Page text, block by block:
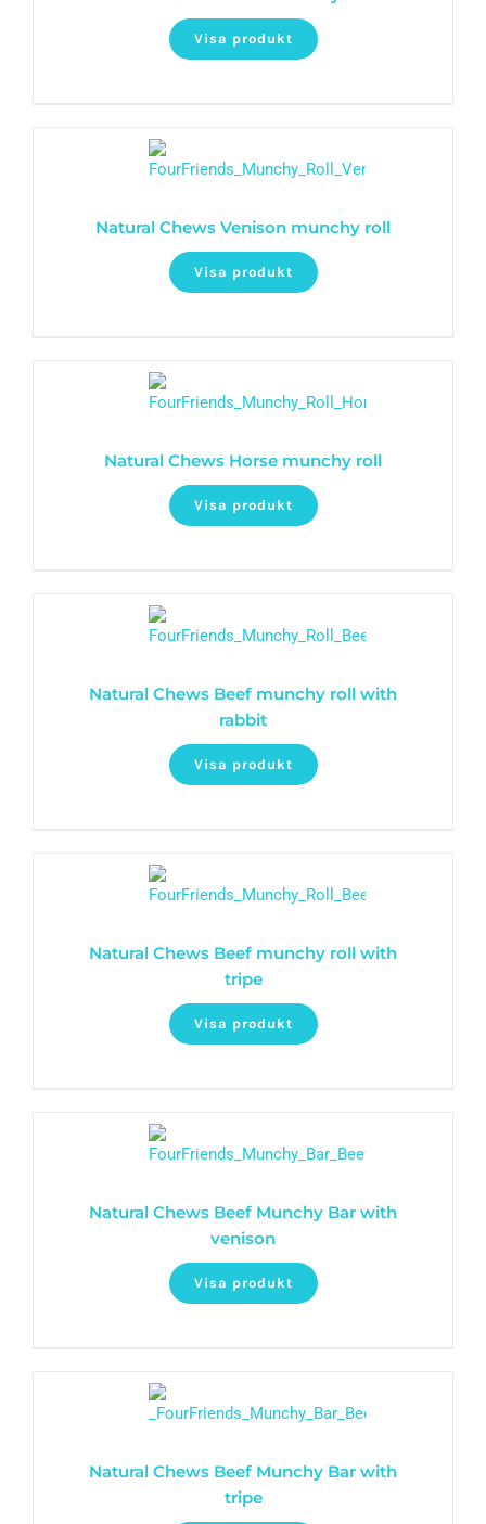
Visa produkt
Natural Chews Venison munchy roll
Visa produkt
Natural Chews Horse munchy roll
Visa produkt
Natural Chews Beef munchy roll with
rabbit
Visa produkt
Natural Chews Beef munchy roll with
tripe
Visa produkt
Natural Chews Beef Munchy Bar with
venison
Visa produkt
Natural Chews Beef Munchy Bar with
tripe